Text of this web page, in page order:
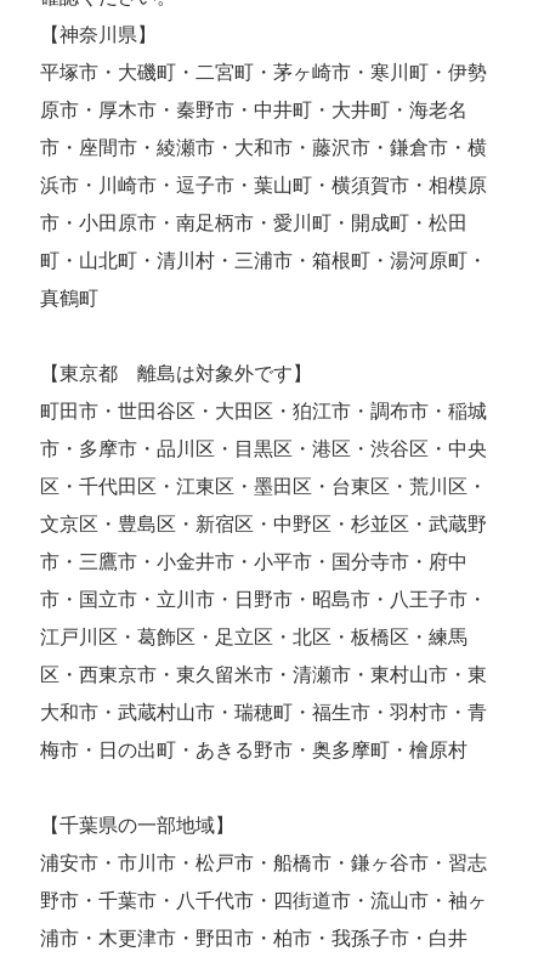
【神奈川県】
平塚市・大磯町・二宮町・茅ヶ崎市・寒川町・伊勢
原市・厚木市・秦野市・中井町・大井町・海老名
市・座間市・綾瀬市・大和市・藤沢市・鎌倉市・横
浜市・川崎市・逗子市・葉山町・横須賀市・相模原
市・小田原市・南足柄市・愛川町・開成町・松田
町・山北町・清川村・三浦市・箱根町・湯河原町・
真鶴町
【東京都 離島は対象外です】
町田市・世田谷区・大田区・狛江市・調布市・稲城
市・多摩市・品川区・目黒区・港区・渋谷区・中央
区・千代田区・江東区・墨田区・台東区・荒川区・
文京区・豊島区・新宿区・中野区・杉並区・武蔵野
市・三鷹市・小金井市・小平市・国分寺市・府中
市・国立市・立川市・日野市・昭島市・八王子市・
江戸川区・葛飾区・足立区・北区・板橋区・練馬
区・西東京市・東久留米市・清瀬市・東村山市・東
大和市・武蔵村山市・瑞穂町・福生市・羽村市・青
梅市・日の出町・あきる野市・奥多摩町・檜原村
【千葉県の一部地域】
浦安市・市川市・松戸市・船橋市・鎌ヶ谷市・習志
野市・千葉市・八千代市・四街道市・流山市・袖ヶ
浦市・木更津市・野田市・柏市・我孫子市・白井